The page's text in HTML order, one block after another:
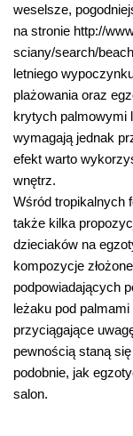
weselsze,
na stronie http://
sciany/search/
letniego
plażowania oraz
krytych palmowymi
wymagają jednak
efekt warto
wnętrz.
Wśród tropikalnych
także kilka
dzieciaków na
kompozycje
podpowiadających
leżaku pod
przyciągające
pewnością staną
podobnie, jak
salon.